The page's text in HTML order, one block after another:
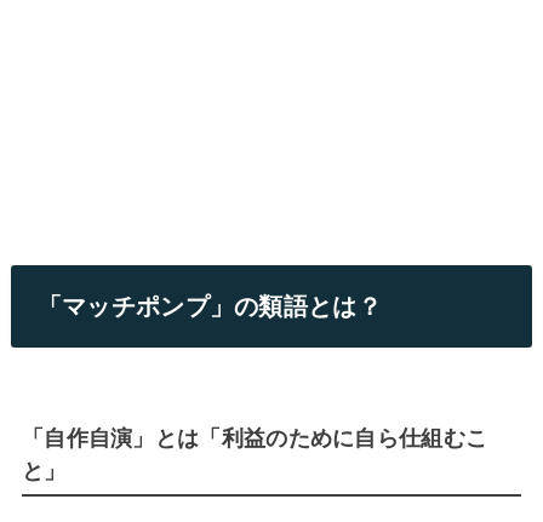
「マッチポンプ」の類語とは？
「自作自演」とは「利益のために自ら仕組むこ
と」